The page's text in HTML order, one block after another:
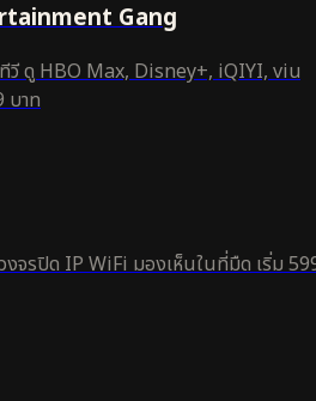
Gang
วี ดู HBO Max, Disney+, iQIYI, viu
บาท
จรปิด IP WiFi มองเห็นในที่มืด เริ่ม